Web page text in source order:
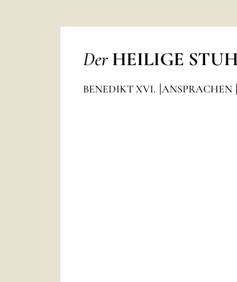
Der HEILIGE
BENEDIKT XVI. ANSPRACHEN